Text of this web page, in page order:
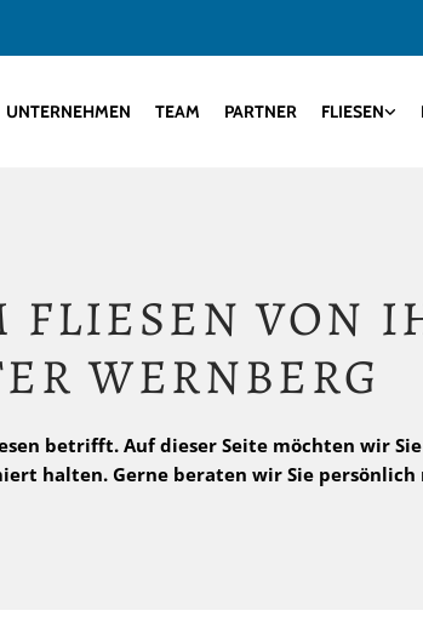
UNTERNEHMEN TEAM PARTNER FLIESEN
FLIESEN VON
WERNBERG
betrifft. Auf dieser Seite möchten wir
halten. Gerne beraten wir Sie persönlich